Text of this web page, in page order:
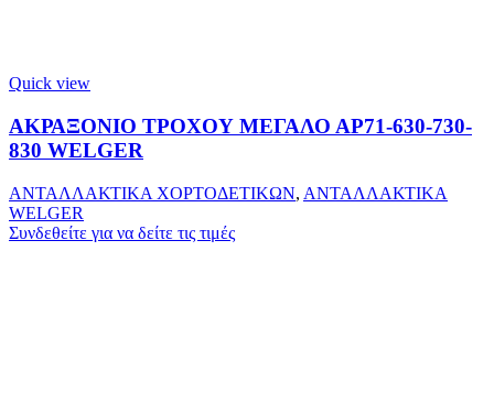
Quick view
ΑΚΡΑΞΟΝΙΟ ΤΡΟΧΟΥ ΜΕΓΑΛΟ ΑΡ71-630-730-
830 WELGER
ΑΝΤΑΛΛΑΚΤΙΚΑ ΧΟΡΤΟΔΕΤΙΚΩΝ, ΑΝΤΑΛΛΑΚΤΙΚΑ
WELGER
Συνδεθείτε για να δείτε τις τιμές